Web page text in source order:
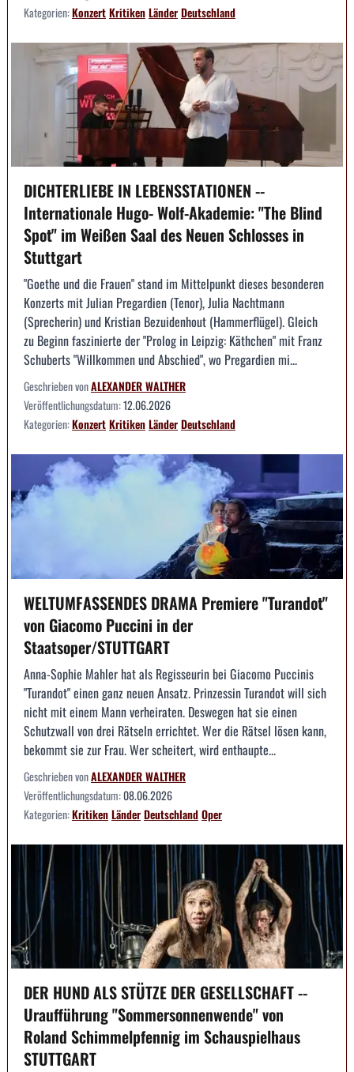
Kategorien:KonzertKritikenLänderDeutschland
DICHTERLIEBE IN LEBENSSTATIONEN --
Internationale Hugo- Wolf-Akademie: "The Blind
Spot" im Weißen Saal des Neuen Schlosses in
Stuttgart
"Goethe und die Frauen" stand im Mittelpunkt dieses besonderen
Konzerts mit Julian Pregardien (Tenor), Julia Nachtmann
(Sprecherin) und Kristian Bezuidenhout (Hammerflügel). Gleich
zu Beginn faszinierte der "Prolog in Leipzig: Käthchen" mit Franz
Schuberts "Willkommen und Abschied", wo Pregardien mi...
Geschrieben vonALEXANDER WALTHER
Veröffentlichungsdatum:12.06.2026
Kategorien:KonzertKritikenLänderDeutschland
WELTUMFASSENDES DRAMA Premiere "Turandot"
von Giacomo Puccini in der
Staatsoper/STUTTGART
Anna-Sophie Mahler hat als Regisseurin bei Giacomo Puccinis
"Turandot" einen ganz neuen Ansatz. Prinzessin Turandot will sich
nicht mit einem Mann verheiraten. Deswegen hat sie einen
Schutzwall von drei Rätseln errichtet. Wer die Rätsel lösen kann,
bekommt sie zur Frau. Wer scheitert, wird enthaupte...
Geschrieben vonALEXANDER WALTHER
Veröffentlichungsdatum:08.06.2026
Kategorien:KritikenLänderDeutschlandOper
DER HUND ALS STÜTZE DER GESELLSCHAFT --
Uraufführung "Sommersonnenwende" von
Roland Schimmelpfennig im Schauspielhaus
STUTTGART